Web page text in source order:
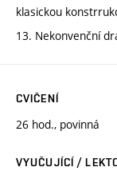
klasickou
13. Nekonvenční
CVIČENÍ
26 hod., povinná
VYUČUJÍCÍ /